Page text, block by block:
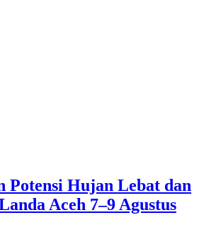
Hujan Lebat dan
Aceh 7–9 Agustus